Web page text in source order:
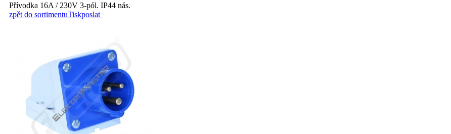
Přívodka 16A / 230V 3-pól. IP44 nás.
zpět do sortimentuTiskposlat